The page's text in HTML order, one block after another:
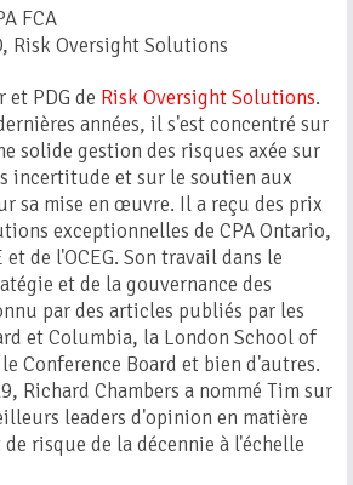
FCA
Risk Oversight Solutions
PDG de Risk Oversight Solutions.
années, il s'est concentré sur
solide gestion des risques axée sur
incertitude et sur le soutien aux
sa mise en œuvre. Il a reçu des prix
exceptionnelles de CPA Ontario,
de l'OCEG. Son travail dans le
et de la gouvernance des
par des articles publiés par les
et Columbia, la London School of
Conference Board et bien d'autres.
Richard Chambers a nommé Tim sur
leaders d'opinion en matière
risque de la décennie à l'échelle